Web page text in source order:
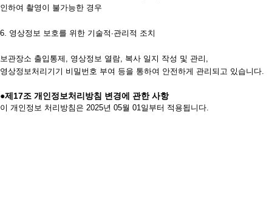
인하여 촬영이 불가능한 경우
6. 영상정보 보호를 위한 기술적∙관리적 조치
보관장소 출입통제, 영상정보 열람, 복사 일지 작성 및 관리,
영상정보처리기기 비밀번호 부여 등을 통하여 안전하게 관리되고 있습니다.
●제17조 개인정보처리방침 변경에 관한 사항
이 개인정보 처리방침은 2025년 05월 01일부터 적용됩니다.